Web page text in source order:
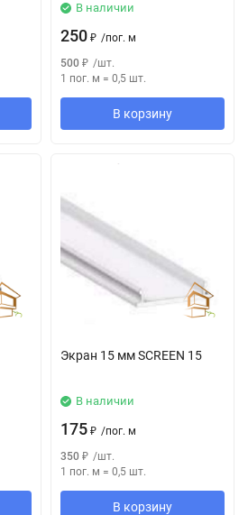
В наличии
250 ₽ /пог. м
500 ₽ /шт.
1 пог. м = 0,5 шт.
В корзину
Экран 15 мм SCREEN 15
В наличии
175 ₽ /пог. м
350 ₽ /шт.
1 пог. м = 0,5 шт.
В корзину